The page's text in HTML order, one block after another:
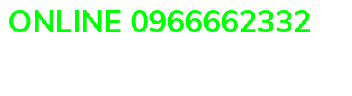
ONLINE 0966662332